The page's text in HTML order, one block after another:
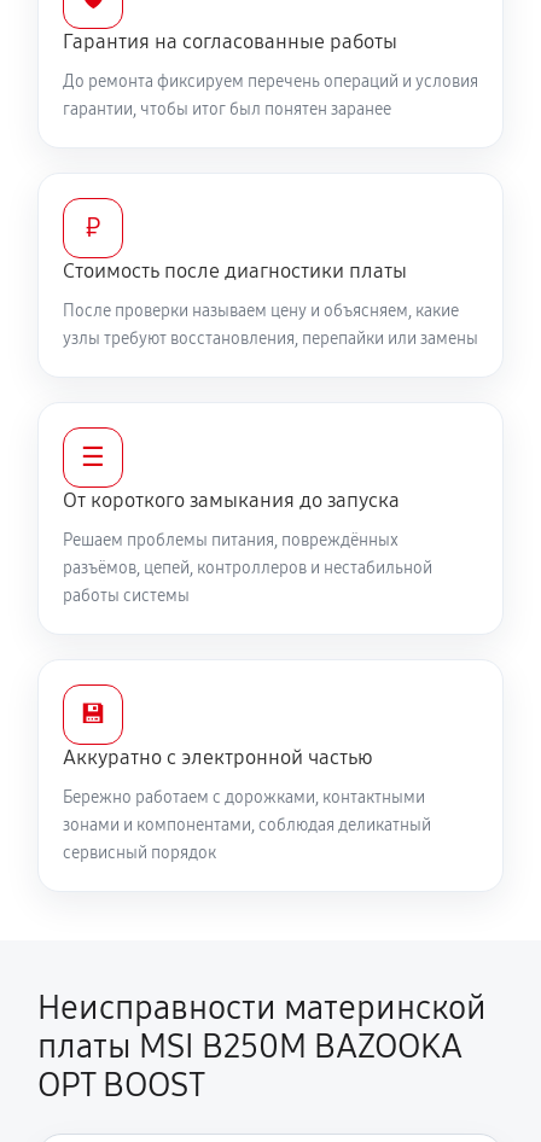
Гарантия на согласованные работы
До ремонта фиксируем перечень операций и условия
гарантии, чтобы итог был понятен заранее
₽
Стоимость после диагностики платы
После проверки называем цену и объясняем, какие
узлы требуют восстановления, перепайки или замены
☰
От короткого замыкания до запуска
Решаем проблемы питания, повреждённых
разъёмов, цепей, контроллеров и нестабильной
работы системы
💾
Аккуратно с электронной частью
Бережно работаем с дорожками, контактными
зонами и компонентами, соблюдая деликатный
сервисный порядок
Неисправности материнской
платы MSI B250M BAZOOKA
OPT BOOST